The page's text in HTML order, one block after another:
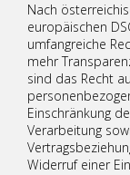
Nach
europäischen
umfangreiche
mehr
sind das Recht
Einschränkung
Verarbeitung
Widerruf einer